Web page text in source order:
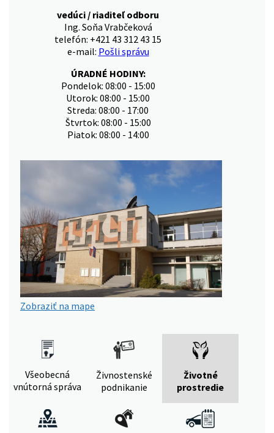
vedúci / riaditeľ odboru
Ing. Soňa Vrabčeková
telefón: +421 43 312 43 15
e-mail: Pošli správu
ÚRADNÉ HODINY:
Pondelok: 08:00 - 15:00
Utorok: 08:00 - 15:00
Streda: 08:00 - 17:00
Štvrtok: 08:00 - 15:00
Piatok: 08:00 - 14:00
Zobraziť na mape
Všeobecná
vnútorná správa
Živnostenské
podnikanie
Životné
prostredie